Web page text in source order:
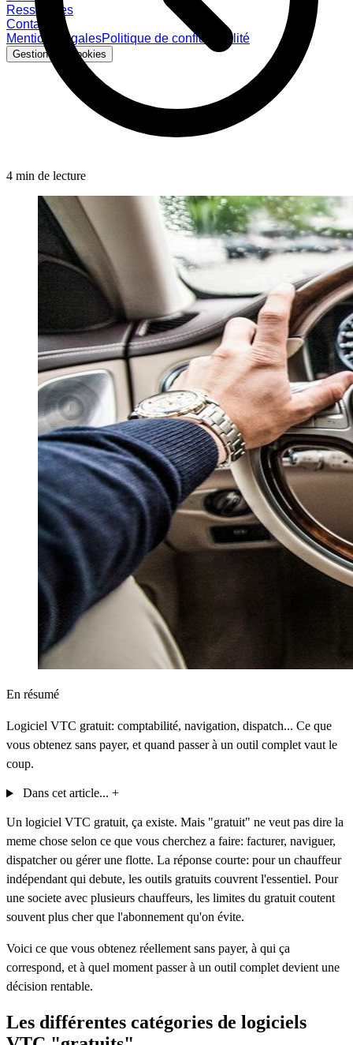
Ressources
Contact
Mentions légalesPolitique de confidentialité
Gestion des cookies
4 min de lecture
En résumé
Logiciel VTC gratuit: comptabilité, navigation, dispatch... Ce que
vous obtenez sans payer, et quand passer à un outil complet vaut le
coup.
Dans cet article... +
Un logiciel VTC gratuit, ça existe. Mais "gratuit" ne veut pas dire la
meme chose selon ce que vous cherchez a faire: facturer, naviguer,
dispatcher ou gérer une flotte. La réponse courte: pour un chauffeur
indépendant qui debute, les outils gratuits couvrent l'essentiel. Pour
une societe avec plusieurs chauffeurs, les limites du gratuit coutent
souvent plus cher que l'abonnement qu'on évite.
Voici ce que vous obtenez réellement sans payer, à qui ça
correspond, et à quel moment passer à un outil complet devient une
décision rentable.
Les différentes catégories de logiciels